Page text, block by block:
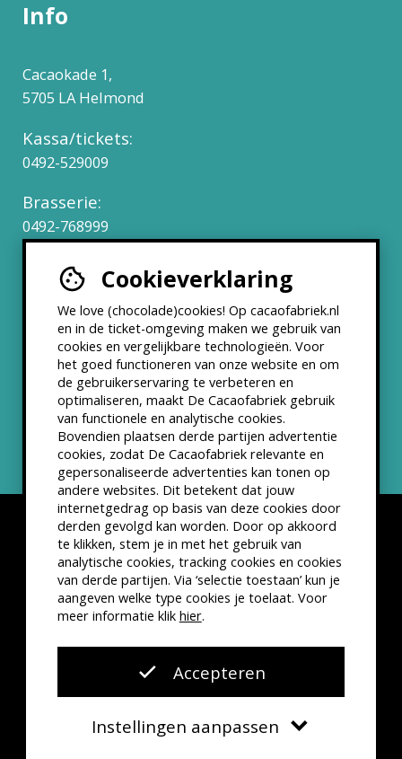
Cookieverklaring
We love (chocolade)cookies! Op cacaofabriek.nl
en in de ticket-omgeving maken we gebruik van
cookies en vergelijkbare technologieën. Voor
het goed functioneren van onze website en om
de gebruikerservaring te verbeteren en
optimaliseren, maakt De Cacaofabriek gebruik
van functionele en analytische cookies.
Bovendien plaatsen derde partijen advertentie
cookies, zodat De Cacaofabriek relevante en
gepersonaliseerde advertenties kan tonen op
andere websites. Dit betekent dat jouw
internetgedrag op basis van deze cookies door
derden gevolgd kan worden. Door op akkoord
te klikken, stem je in met het gebruik van
analytische cookies, tracking cookies en cookies
van derde partijen. Via ‘selectie toestaan’ kun je
aangeven welke type cookies je toelaat. Voor
meer informatie klik hier.
Accepteren
Instellingen aanpassen
Info
Cacaokade 1,
5705 LA Helmond
Kassa/tickets:
0492-529009
Brasserie:
0492-768999
Werken bij
Partners & Samenwerkingen
ANBI status
Nieuwsbrief
Disclaimer Privacyverklaring
Kleine lettertjes
VSCD Bezoekersvoorwaarden
Website doorThe Cre8ion.Lab